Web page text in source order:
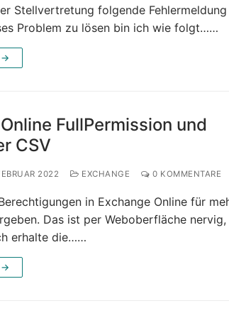
Stellvertretung folgende Fehlermeldung
Problem zu lösen bin ich wie folgt……
→
FullPermission und
CSV
2022 EXCHANGE 0 KOMMENTARE
in Exchange Online für
Das ist per Weboberfläche
erhalte die……
→